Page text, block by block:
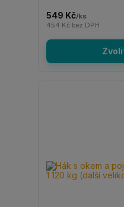
549 Kč/ks
454 Kč bez DPH